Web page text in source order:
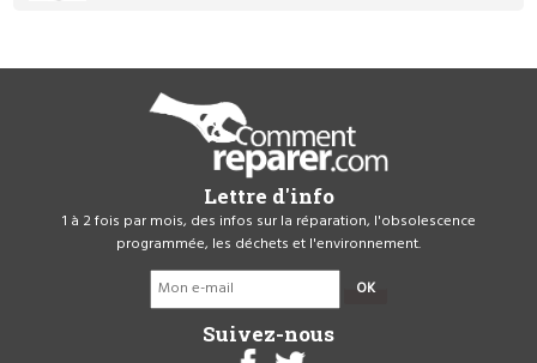
Lettre d'info
1 à 2 fois par mois, des infos sur la réparation, l'obsolescence
programmée, les déchets et l'environnement.
OK
Suivez-nous